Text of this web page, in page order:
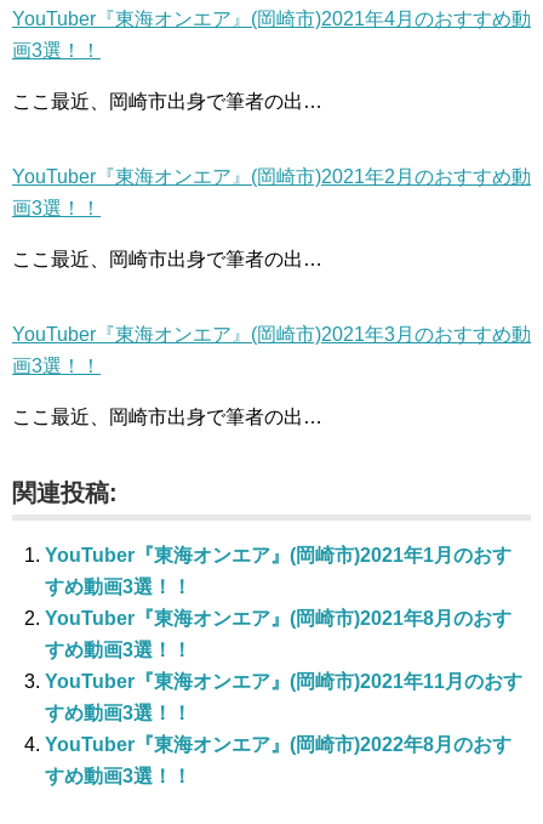
YouTuber『東海オンエア』(岡崎市)2021年4月のおすすめ動
画3選！！
ここ最近、岡崎市出身で筆者の出…
YouTuber『東海オンエア』(岡崎市)2021年2月のおすすめ動
画3選！！
ここ最近、岡崎市出身で筆者の出…
YouTuber『東海オンエア』(岡崎市)2021年3月のおすすめ動
画3選！！
ここ最近、岡崎市出身で筆者の出…
関連投稿:
YouTuber『東海オンエア』(岡崎市)2021年1月のおす
すめ動画3選！！
YouTuber『東海オンエア』(岡崎市)2021年8月のおす
すめ動画3選！！
YouTuber『東海オンエア』(岡崎市)2021年11月のおす
すめ動画3選！！
YouTuber『東海オンエア』(岡崎市)2022年8月のおす
すめ動画3選！！